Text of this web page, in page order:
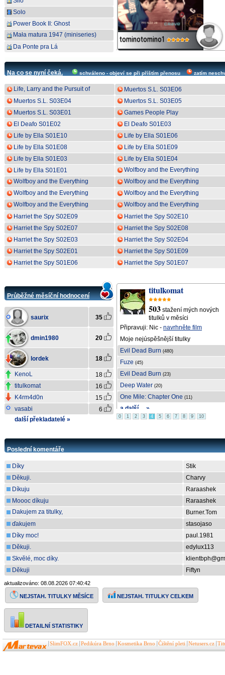
Solo
Power Book II: Ghost
Mała matura 1947 (miniseries)
Da Ponte pra Lá
K4rm4d0n tominotomino1
Na co se nyní čeká. schváleno - objeví se při příštím přenosu zatím
Life, Larry and the Pursuit of
Unhappiness: an Almost
History of America S01E07
Muertos S.L. S03E06
Muertos S.L. S03E04
Muertos S.L. S03E05
Muertos S.L. S03E01
Games People Play
El Deafo S01E02
El Deafo S01E03
Life by Ella S01E10
Life by Ella S01E06
Life by Ella S01E08
Life by Ella S01E09
Life by Ella S01E03
Life by Ella S01E04
Life by Ella S01E01
Wolfboy and the Everything
Factory S02E08
Wolfboy and the Everything
Factory S02E10
Wolfboy and the Everything
Factory S02E03
Wolfboy and the Everything
Factory S02E05
Wolfboy and the Everything
Factory S02E06
Wolfboy and the Everything
Factory S02E02
Wolfboy and the Everything
Factory S02E01
Harriet the Spy S02E09
Harriet the Spy S02E10
Harriet the Spy S02E07
Harriet the Spy S02E08
Harriet the Spy S02E03
Harriet the Spy S02E04
Harriet the Spy S02E01
Harriet the Spy S01E09
Harriet the Spy S01E06
Harriet the Spy S01E07
Průběžné měsíční hodnocení
saurix 35
dmin1980 20
lordek 18
KenoL
18
titulkomat
16
K4rm4d0n
15
vasabi
6
další překladatelé »
saurix
726
titulků v měsíci
Připravuji:
Lucky Strike
Moje nejúspěšnější titulky
The Odyssey
Backrooms
The Odyssey
The Death of Robin Hood
The Dark S01E04
a další ... »
titulkomat
503 stažení mých nových
titulků v měsíci
Připravuji: Nic - navrhněte film
Moje nejúspěšnější titulky
Evil Dead Burn (480)
Fuze (45)
Evil Dead Burn (23)
Deep Water (20)
One Mile: Chapter One (11)
a další ... »
0 1 2 3 4 5 6 7 8 9 10
Poslední komentáře
Díky
Stik
Děkuji.
Charvy
Díkuju
Raraashek
Moooc díkuju
Raraashek
Dakujem za titulky,
pasuju aj na 2160p iT WEB-DL DV HDR rls. od
xdmovies.
Burner.Tom
ďakujem
stasojaso
Díky moc!
paul.1981
Děkuji.
edylux113
Skvělé, moc díky.
Děkuji
Fiftyn
aktualizováno: 08.08.2026 07:40:42
NEJSTAH. TITULKY MĚSÍCE NEJSTAH. TITULKY CELKEM
DETAILNÍ STATISTIKY
SlimFOX.cz Pedikúra Brno Kosmetika Brno Čištění pleti Netusers.cz